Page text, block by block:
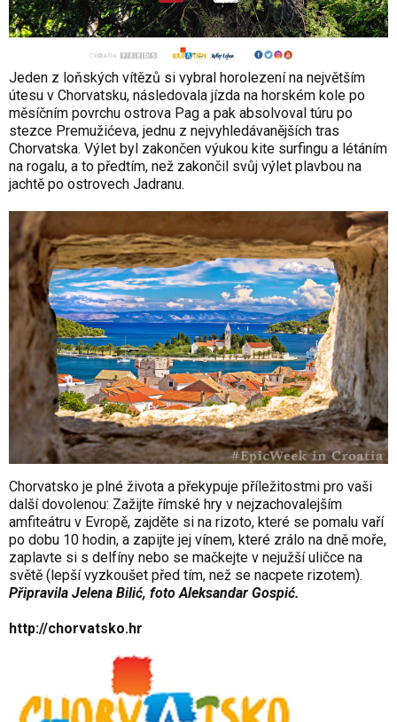
Jeden z loňských vítězů si vybral horolezení na největším
útesu v Chorvatsku, následovala jízda na horském kole po
měsíčním povrchu ostrova Pag a pak absolvoval túru po
stezce Premužićeva, jednu z nejvyhledávanějších tras
Chorvatska. Výlet byl zakončen výukou kite surfingu a létáním
na rogalu, a to předtím, než zakončil svůj výlet plavbou na
jachtě po ostrovech Jadranu.
Chorvatsko je plné života a překypuje příležitostmi pro vaši
další dovolenou: Zažijte římské hry v nejzachovalejším
amfiteátru v Evropě, zajděte si na rizoto, které se pomalu vaří
po dobu 10 hodin, a zapijte jej vínem, které zrálo na dně moře,
zaplavte si s delfíny nebo se mačkejte v nejužší uličce na
světě (lepší vyzkoušet před tím, než se nacpete rizotem).
Připravila Jelena Bilić, foto Aleksandar Gospić.
http://chorvatsko.hr